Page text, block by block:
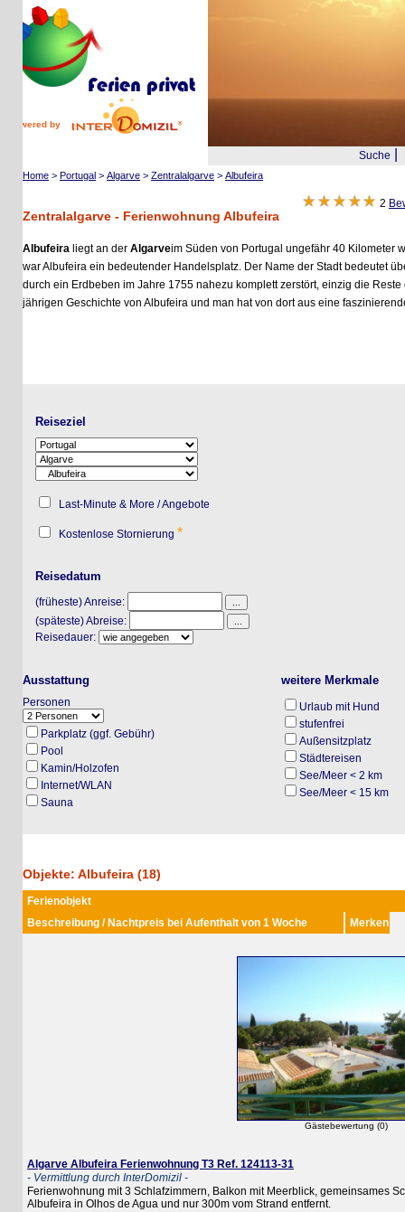
by
Suche|
Home>Portugal>Algarve>Zentralalgarve>Albufeira
Zentralalgarve - Ferienwohnung Albufeira
2
Albufeiraliegt an der Algarveim Süden von Portugal ungefähr 40 Kilometer
war Albufeira ein bedeutender Handelsplatz. Der Name der Stadt bedeutet
durch ein Erdbeben im Jahre 1755 nahezu komplett zerstört, einzig die Reste
jährigen Geschichte von Albufeira und man hat von dort aus eine faszinierende
Reiseziel
Last-Minute & More / Angebote
Kostenlose Stornierung*
Reisedatum
(früheste) Anreise:
(späteste) Abreise:
Reisedauer:
Ausstattung
Personen
Parkplatz (ggf. Gebühr)
Pool
Kamin/Holzofen
Internet/WLAN
Sauna
weitere Merkmale
Urlaub mit Hund
stufenfrei
Außensitzplatz
Städtereisen
See/Meer < 2 km
See/Meer < 15 km
Objekte: Albufeira (18)
Ferienobjekt
Beschreibung / Nachtpreis bei Aufenthalt von 1 Woche
Merken
Gästebewertung (0)
Algarve Albufeira Ferienwohnung T3 Ref. 124113-31
- Vermittlung durch InterDomizil -
Ferienwohnung mit 3 Schlafzimmern, Balkon mit Meerblick, gemeinsames
Albufeira in Olhos de Agua und nur 300m vom Strand entfernt.